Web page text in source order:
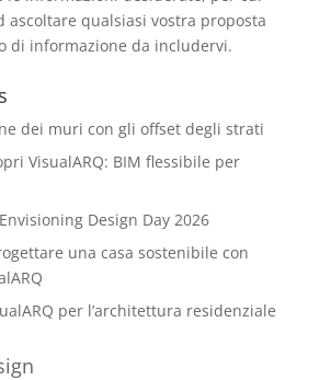
ascoltare qualsiasi vostra proposta
di informazione da includervi.
dei muri con gli offset degli strati
VisualARQ: BIM flessibile per
Design Day 2026
una casa sostenibile con
per l’architettura residenziale